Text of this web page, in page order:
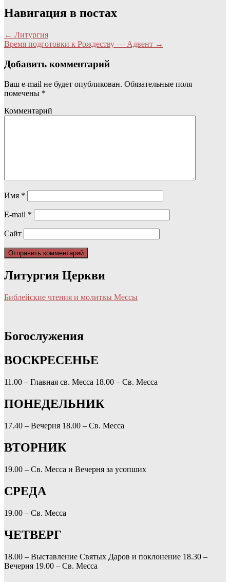
Навигация в постах
← Литургия
Время подготовки к Рождеству — Адвент →
Добавить комментарий
Ваш e-mail не будет опубликован. Обязательные поля
помечены *
Комментарий
Имя *
E-mail *
Сайт
Литургия Церкви
Библейские чтения и молитвы Мессы
Богослужения
ВОСКРЕСЕНЬЕ
11.00 – Главная св. Месса 18.00 – Св. Месса
ПОНЕДЕЛЬНИК
17.40 – Вечерня 18.00 – Св. Месса
ВТОРНИК
19.00 – Св. Месса и Вечерня за усопших
СРЕДА
19.00 – Св. Месса
ЧЕТВЕРГ
18.00 – Выставление Святых Даров и поклонение 18.30 –
Вечерня 19.00 – Св. Месса